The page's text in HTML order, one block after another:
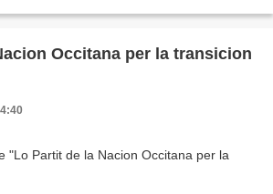
Occitana per la transicion